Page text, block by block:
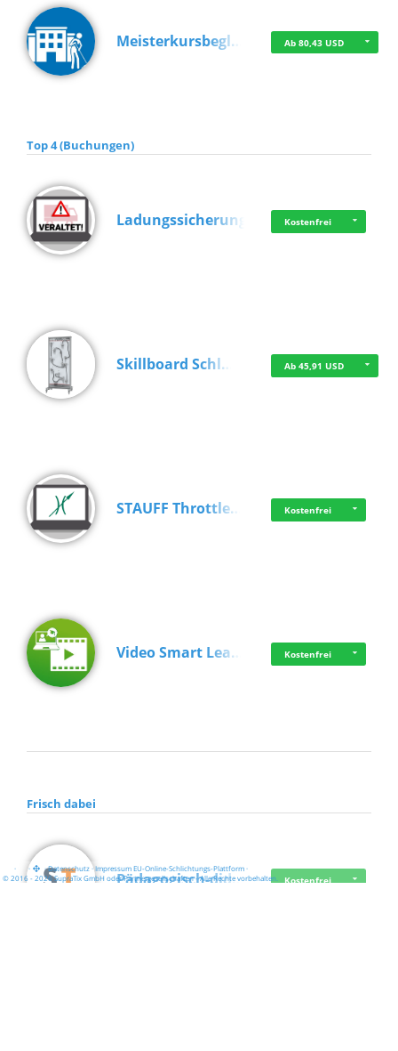
Meisterkursbegl… Ab 80,43 USD
Top 4 (Buchungen)
Ladungssicherung Kostenfrei
Skillboard Schl… Ab 45,91 USD
STAUFF Throttle… Kostenfrei
Video Smart Lea… Kostenfrei
Frisch dabei
Pädagogisch-did… Kostenfrei
· · ·Datenschutz·Impressum EU-Online-Schlichtungs-Plattform·
© 2016 - 2026 SupraTix GmbH oder Partnergesellschaften - Alle Rechte vorbehalten.